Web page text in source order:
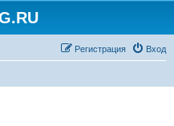
Вход
Регистрация